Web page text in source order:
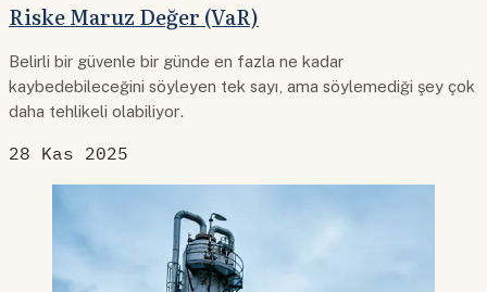
Riske Maruz Değer (VaR)
Belirli bir güvenle bir günde en fazla ne kadar
kaybedebileceğini söyleyen tek sayı, ama söylemediği şey çok
daha tehlikeli olabiliyor.
28 Kas 2025